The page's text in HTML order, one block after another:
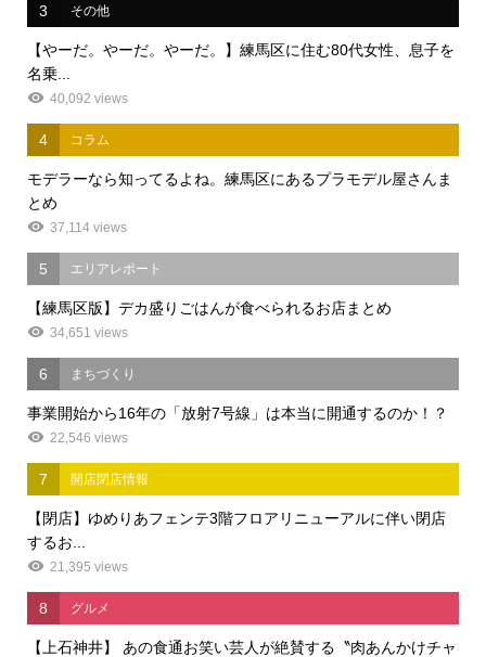
3 その他
【やーだ。やーだ。やーだ。】練馬区に住む80代女性、息子を
名乗...
40,092 views
4 コラム
モデラーなら知ってるよね。練馬区にあるプラモデル屋さんま
とめ
37,114 views
5 エリアレポート
【練馬区版】デカ盛りごはんが食べられるお店まとめ
34,651 views
6 まちづくり
事業開始から16年の「放射7号線」は本当に開通するのか！？
22,546 views
7 開店閉店情報
【閉店】ゆめりあフェンテ3階フロアリニューアルに伴い閉店
するお...
21,395 views
8 グルメ
【上石神井】 あの食通お笑い芸人が絶賛する〝肉あんかけチャ